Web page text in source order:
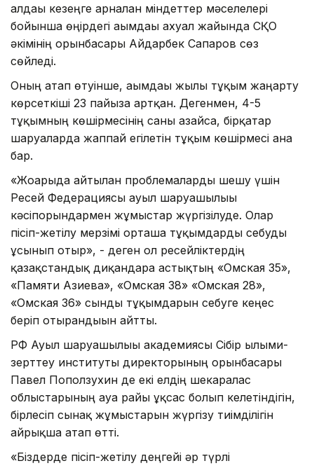
алдағы кезеңге арналған міндеттер мәселелері
бойынша өңірдегі ағымдағы ахуал жайында СҚО
әкімінің орынбасары Айдарбек Сапаров сөз
сөйледі.
Оның атап өтуінше, ағымдағы жылы тұқым жаңарту
көрсеткіші 23 пайызға артқан. Дегенмен, 4-5
тұқымның көшірмесінің саны азайса, бірқатар
шаруаларда жаппай егілетін тұқым көшірмесі ғана
бар.
«Жоғарыда айтылған проблемаларды шешу үшін
Ресей Федерациясы ауыл шаруашылығы
кәсіпорындармен жұмыстар жүргізілуде. Олар
пісіп-жетілу мерзімі орташа тұқымдарды себуды
ұсынып отыр», - деген ол ресейліктердің
қазақстандық диқандарға астықтың «Омская 35»,
«Памяти Азиева», «Омская 38» «Омская 28»,
«Омская 36» сынды тұқымдарын себуге кеңес
беріп отырғандығын айтты.
РФ Ауыл шаруашылығы академиясы Сібір ғылыми-
зерттеу институты директорының орынбасары
Павел Поползухин де екі елдің шекаралас
облыстарының ауа райы ұқсас болып келетіндігін,
бірлесіп сынақ жұмыстарын жүргізу тиімділігін
айрықша атап өтті.
«Біздерде пісіп-жетілу деңгейі әр түрлі